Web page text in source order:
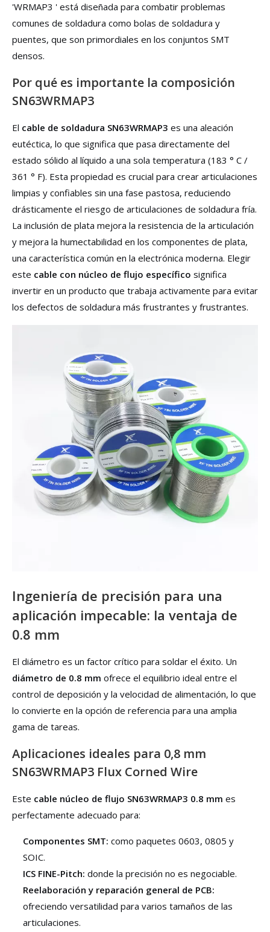
'WRMAP3 ' está diseñada para combatir problemas
comunes de soldadura como bolas de soldadura y
puentes, que son primordiales en los conjuntos SMT
densos.
Por qué es importante la composición
SN63WRMAP3
El cable de soldadura SN63WRMAP3 es una aleación
eutéctica, lo que significa que pasa directamente del
estado sólido al líquido a una sola temperatura (183 ° C /
361 ° F). Esta propiedad es crucial para crear articulaciones
limpias y confiables sin una fase pastosa, reduciendo
drásticamente el riesgo de articulaciones de soldadura fría.
La inclusión de plata mejora la resistencia de la articulación
y mejora la humectabilidad en los componentes de plata,
una característica común en la electrónica moderna. Elegir
este cable con núcleo de flujo específico significa
invertir en un producto que trabaja activamente para evitar
los defectos de soldadura más frustrantes y frustrantes.
Ingeniería de precisión para una
aplicación impecable: la ventaja de
0.8 mm
El diámetro es un factor crítico para soldar el éxito. Un
diámetro de 0.8 mm ofrece el equilibrio ideal entre el
control de deposición y la velocidad de alimentación, lo que
lo convierte en la opción de referencia para una amplia
gama de tareas.
Aplicaciones ideales para 0,8 mm
SN63WRMAP3 Flux Corned Wire
Este cable núcleo de flujo SN63WRMAP3 0.8 mm es
perfectamente adecuado para:
Componentes SMT: como paquetes 0603, 0805 y
SOIC.
ICS FINE-Pitch: donde la precisión no es negociable.
Reelaboración y reparación general de PCB:
ofreciendo versatilidad para varios tamaños de las
articulaciones.